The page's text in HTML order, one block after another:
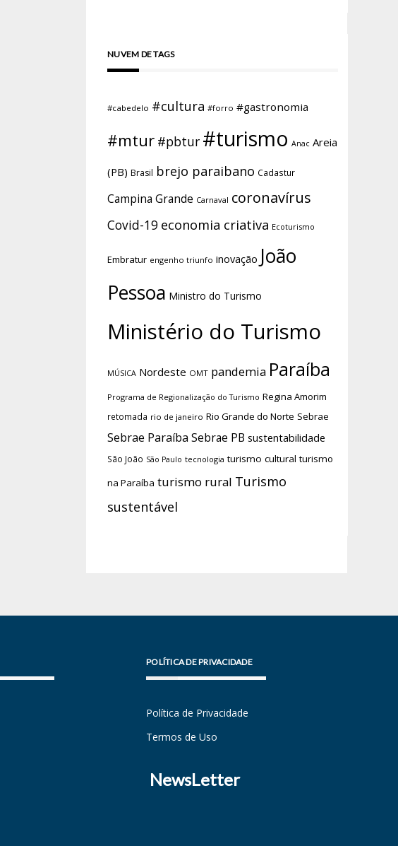
NUVEM DE TAGS
#cabedelo #cultura #forro #gastronomia
#mtur #pbtur #turismo Anac Areia
(PB) Brasil brejo paraibano Cadastur
Campina Grande Carnaval coronavírus
Covid-19 economia criativa Ecoturismo
Embratur engenho triunfo inovação João
Pessoa Ministro do Turismo
Ministério do Turismo
MÚSICA Nordeste OMT pandemia Paraíba
Programa de Regionalização do Turismo Regina Amorim
retomada rio de janeiro Rio Grande do Norte Sebrae
Sebrae Paraíba Sebrae PB sustentabilidade
São João São Paulo tecnologia turismo cultural turismo
na Paraíba turismo rural Turismo
sustentável
POLÍTICA DE PRIVACIDADE
Política de Privacidade
Termos de Uso
NewsLetter